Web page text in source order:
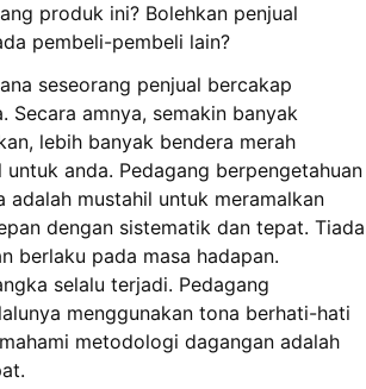
produk ini? Bolehkan penjual
pembeli-pembeli lain?
seseorang penjual bercakap
Secara amnya, semakin banyak
lebih banyak bendera merah
anda. Pedagang berpengetahuan
adalah mustahil untuk meramalkan
dengan sistematik dan tepat. Tiada
berlaku pada masa hadapan.
selalu terjadi. Pedagang
menggunakan tona berhati-hati
metodologi dagangan adalah